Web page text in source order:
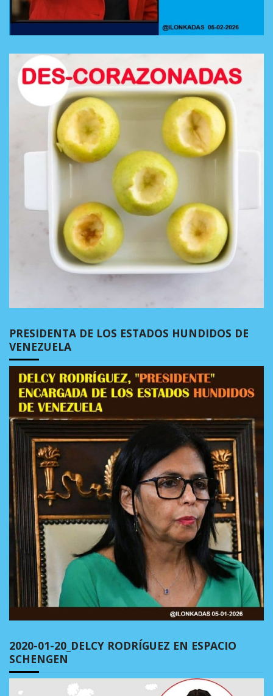
PRESIDENTA DE LOS ESTADOS HUNDIDOS DE
VENEZUELA
2020-01-20_DELCY RODRÍGUEZ EN ESPACIO
SCHENGEN